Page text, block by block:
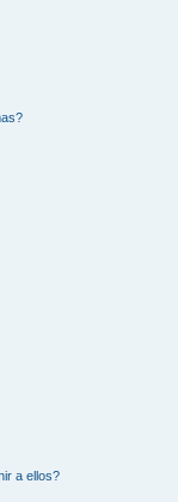
a ellos?